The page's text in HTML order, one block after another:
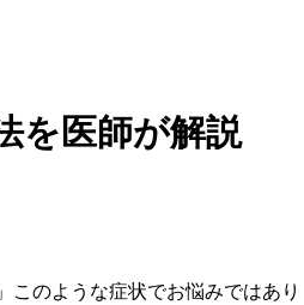
を医師が解説
このような症状でお悩みではあり